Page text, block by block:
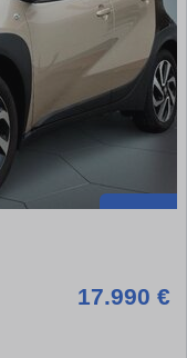
17.990 €